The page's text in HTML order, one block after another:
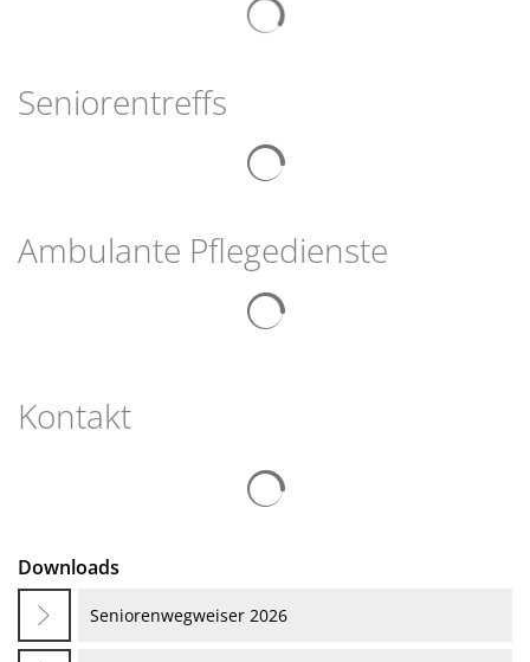
Seniorentreffs
Ambulante Pflegedienste
Kontakt
Downloads
Seniorenwegweiser 2026